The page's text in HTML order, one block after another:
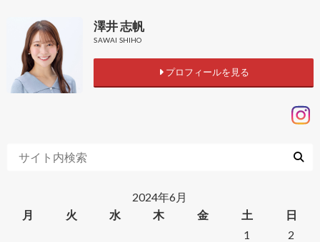
澤井 志帆
SAWAI SHIHO
プロフィールを見る
2024年6月
月
火 水 木 金 土
日
1
2